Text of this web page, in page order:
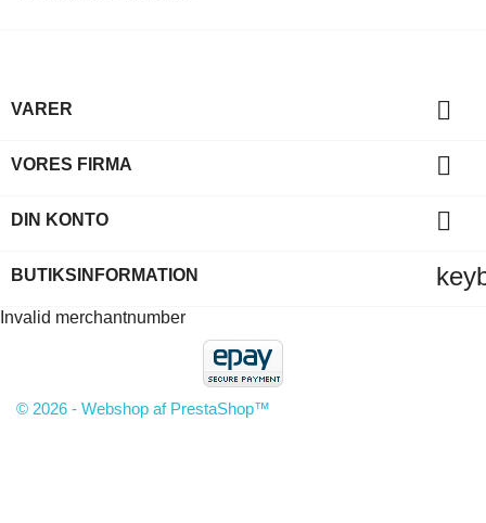
VARER 
VORES FIRMA 
DIN KONTO 
BUTIKSINFORMATION
Invalid merchantnumber
© 2026 - Webshop af PrestaShop™